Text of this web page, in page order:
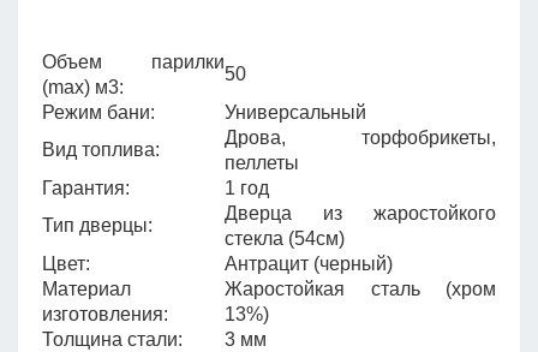
Объем парилки
(max) м3:
50
Режим бани:
Универсальный
Вид топлива:
Дрова, торфобрикеты,
пеллеты
Гарантия:
1 год
Тип дверцы:
Дверца из жаростойкого
стекла (54см)
Цвет:
Антрацит (черный)
Материал
изготовления:
Жаростойкая сталь (хром
13%)
Толщина стали:
3 мм